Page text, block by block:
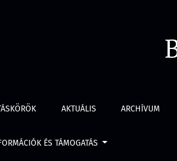
a rendőri korrupció elleni
AKTUÁLIS ARCHÍVUM
ÉS TÁMOGATÁS
The current language is: